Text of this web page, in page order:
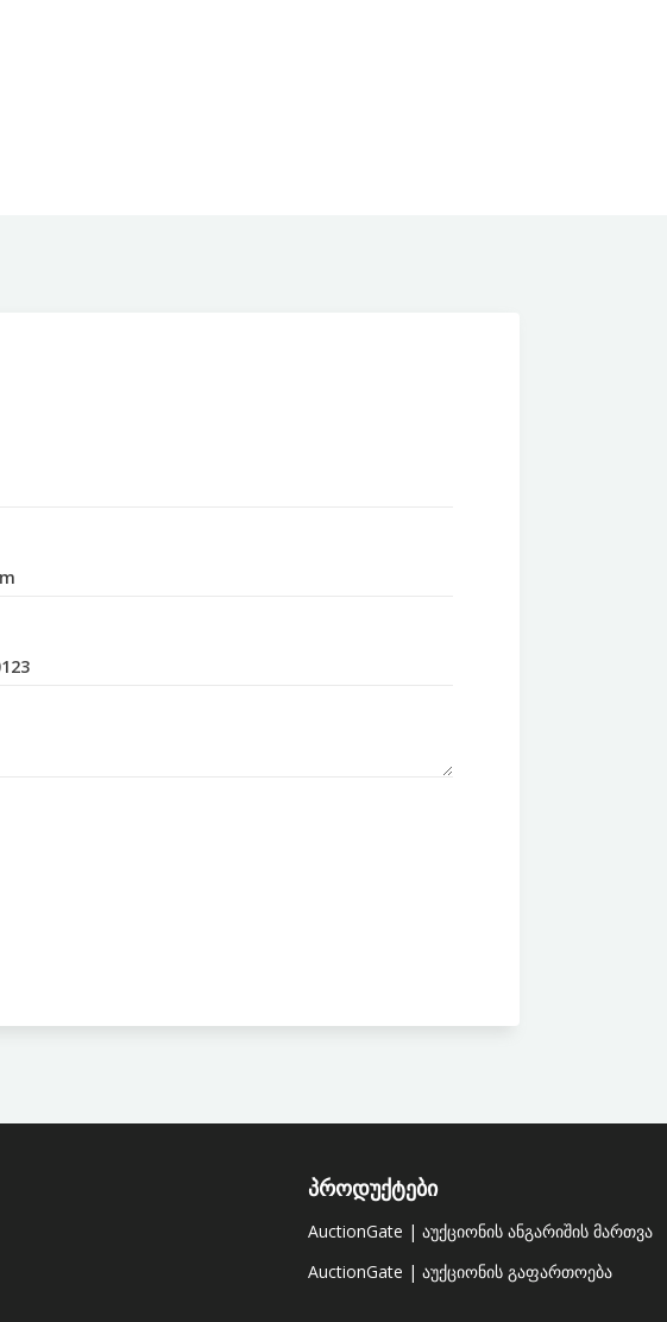
ᲞᲠᲝᲓᲣᲥᲢᲔᲑᲘ
AuctionGate | აუქციონის ანგარიშის მართვა
AuctionGate | აუქციონის გაფართოება